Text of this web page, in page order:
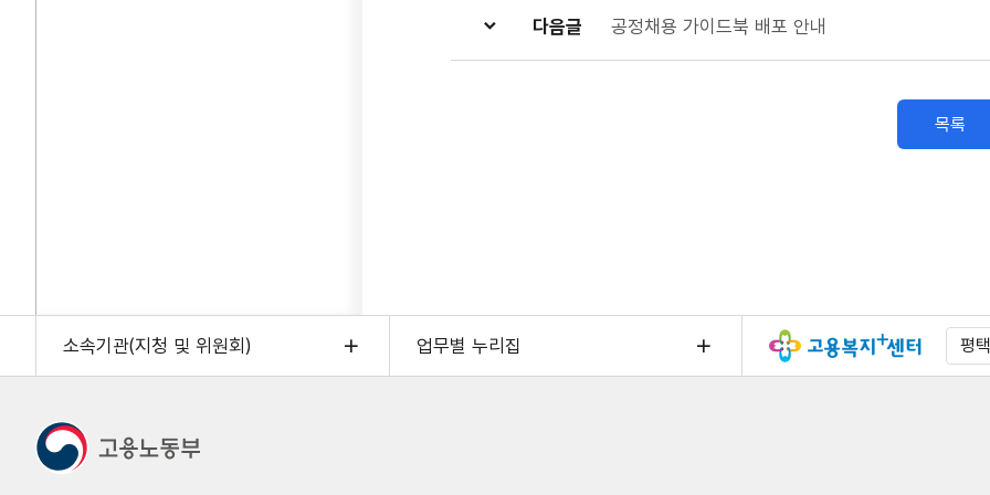
다음글 공정채용 가이드북 배포 안내
목록
소속기관(지청 및 위원회) 업무별 누리집 평